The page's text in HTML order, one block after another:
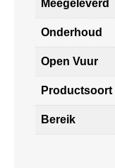
Meegeleverd
Onderhoud
Open Vuur
Productsoort
Bereik